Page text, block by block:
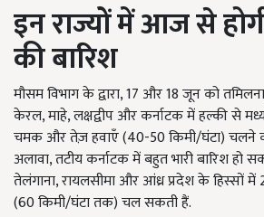
इन राज्यों में आज से
की बारिश
मौसम विभाग के द्वारा, 17 और 18 जून को
केरल, माहे, लक्षद्वीप और कर्नाटक में हल्की से
चमक और तेज़ हवाएँ (40-50 किमी/घंटा) चलने
अलावा, तटीय कर्नाटक में बहुत भारी बारिश हो
तेलंगाना, रायलसीमा और आंध्र प्रदेश के हिस्सों
(60 किमी/घंटा तक) चल सकती हैं.